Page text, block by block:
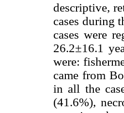
descriptive,
cases during
cases were
26.2±16.1
were:
came from
in all the
(41.6%),